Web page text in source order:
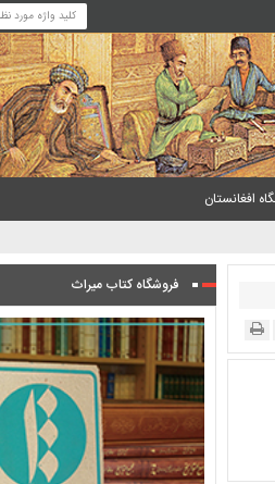
افغانستان
فروشگاه کتاب میراث